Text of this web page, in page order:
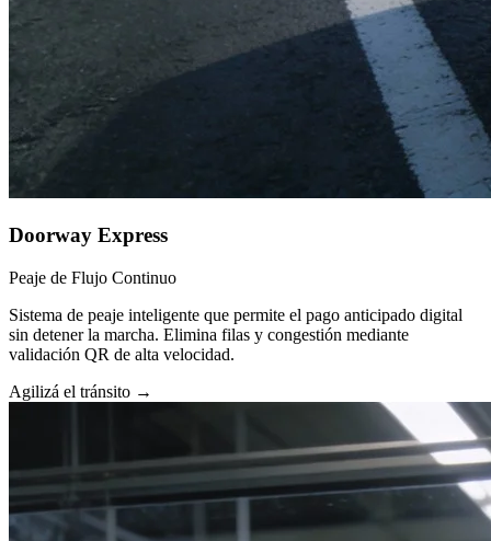
Doorway Express
Peaje de Flujo Continuo
Sistema de peaje inteligente que permite el pago anticipado digital
sin detener la marcha. Elimina filas y congestión mediante
validación QR de alta velocidad.
Agilizá el tránsito →